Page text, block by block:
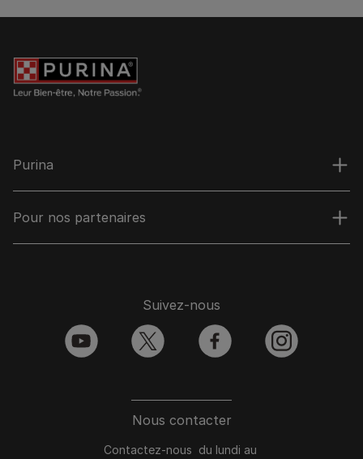
Purina
Pour nos partenaires
Nous contacter
Contactez-nous du lundi au
Suivez-nous
youtube twitter facebook instagram